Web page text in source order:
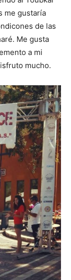
me gustaría
de las
Me gusta
a mi
mucho.